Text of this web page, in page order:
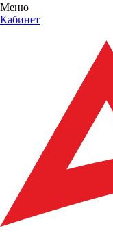
Меню
Кабинет